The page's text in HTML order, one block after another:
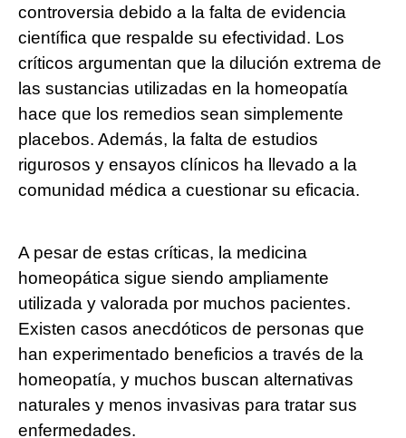
controversia debido a la falta de evidencia
científica que respalde su efectividad. Los
críticos argumentan que la dilución extrema de
las sustancias utilizadas en la homeopatía
hace que los remedios sean simplemente
placebos. Además, la falta de estudios
rigurosos y ensayos clínicos ha llevado a la
comunidad médica a cuestionar su eficacia.
A pesar de estas críticas, la medicina
homeopática sigue siendo ampliamente
utilizada y valorada por muchos pacientes.
Existen casos anecdóticos de personas que
han experimentado beneficios a través de la
homeopatía, y muchos buscan alternativas
naturales y menos invasivas para tratar sus
enfermedades.